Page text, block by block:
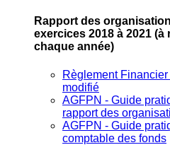
Rapport des
exercices 2018 à 2021 (à
chaque année)
Règlement
modifié
AGFPN ‐ Guide
rapport des
AGFPN ‐ Guide
comptable des fonds